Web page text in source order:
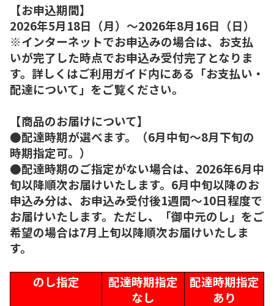
【お申込期間】
2026年5月18日（月）～2026年8月16日（日）
※インターネットでお申込みの場合は、お支払
いが完了した時点でお申込み受付完了となりま
す。詳しくはご利用ガイド内にある「お支払い・
配達について」をご覧ください。
【商品のお届けについて】
●配達時期が選べます。（6月中旬～8月下旬の
時期指定可。）
●配達時期のご指定がない場合は、2026年6月中
旬以降順次お届けいたします。6月中旬以降のお
申込み分は、お申込み受付後1週間～10日程度で
お届けいたします。ただし、「御中元のし」をご
希望の場合は7月上旬以降順次お届けいたしま
す。
のし指定
配達時期指定
なし
配達時期指定
あり